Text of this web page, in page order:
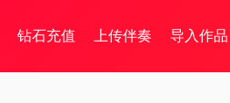
钻石充值 上传伴奏 导入作品